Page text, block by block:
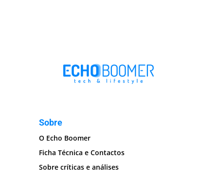
Sobre
O Echo Boomer
Ficha Técnica e Contactos
Sobre críticas e análises